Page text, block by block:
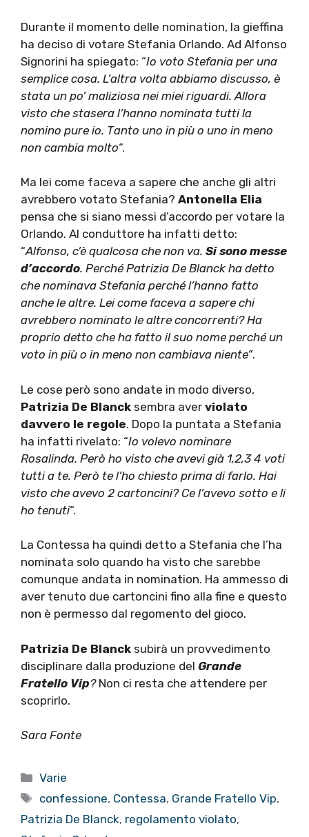
Durante il momento delle nomination, la gieffina
ha deciso di votare Stefania Orlando. Ad Alfonso
Signorini ha spiegato: “Io voto Stefania per una
semplice cosa. L’altra volta abbiamo discusso, è
stata un po’ maliziosa nei miei riguardi. Allora
visto che stasera l’hanno nominata tutti la
nomino pure io. Tanto uno in più o uno in meno
non cambia molto“.
Ma lei come faceva a sapere che anche gli altri
avrebbero votato Stefania? Antonella Elia
pensa che si siano messi d’accordo per votare la
Orlando. Al conduttore ha infatti detto:
“Alfonso, c’è qualcosa che non va. Si sono messe
d’accordo. Perché Patrizia De Blanck ha detto
che nominava Stefania perché l’hanno fatto
anche le altre. Lei come faceva a sapere chi
avrebbero nominato le altre concorrenti? Ha
proprio detto che ha fatto il suo nome perché un
voto in più o in meno non cambiava niente”.
Le cose però sono andate in modo diverso,
Patrizia De Blanck sembra aver violato
davvero le regole. Dopo la puntata a Stefania
ha infatti rivelato: “Io volevo nominare
Rosalinda. Però ho visto che avevi già 1,2,3 4 voti
tutti a te. Però te l’ho chiesto prima di farlo. Hai
visto che avevo 2 cartoncini? Ce l’avevo sotto e li
ho tenuti“.
La Contessa ha quindi detto a Stefania che l’ha
nominata solo quando ha visto che sarebbe
comunque andata in nomination. Ha ammesso di
aver tenuto due cartoncini fino alla fine e questo
non è permesso dal regomento del gioco.
Patrizia De Blanck subirà un provvedimento
disciplinare dalla produzione del Grande
Fratello Vip? Non ci resta che attendere per
scoprirlo.
Sara Fonte
Categorie
Varie
Tag
confessione, Contessa, Grande Fratello Vip,
Patrizia De Blanck, regolamento violato,